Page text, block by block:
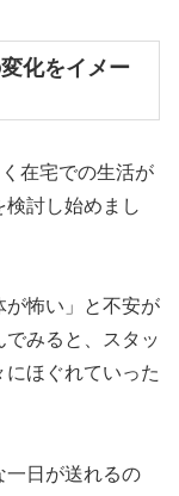
化をイメー
在宅での生活が
討し始めまし
が怖い」と不安が
みると、スタッ
ほぐれていった
一日が送れるの